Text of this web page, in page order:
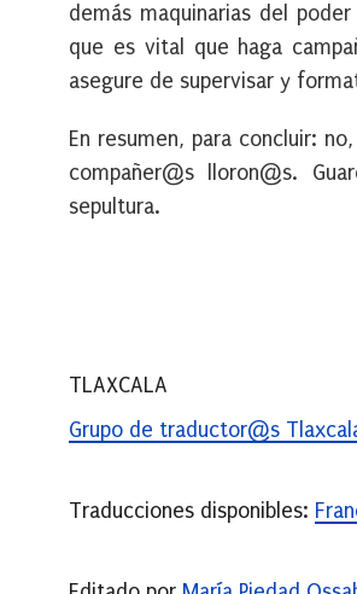
demás maquinarias del
que es vital que haga
asegure de supervisar y
En resumen, para concluir:
compañer@s lloron@s.
sepultura.
TLAXCALA
Grupo de traductor@s
Traducciones disponibles: